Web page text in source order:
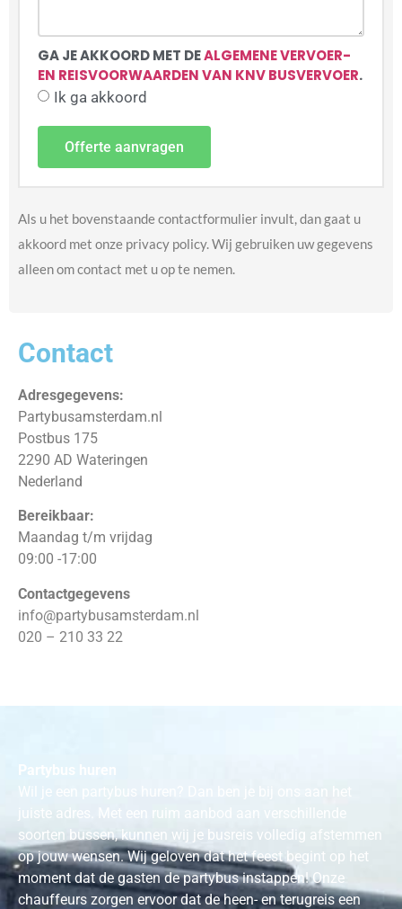
GA JE AKKOORD MET DEALGEMENE VERVOER-
EN REISVOORWAARDEN VAN KNV BUSVERVOER.
Ik ga akkoord
Offerte aanvragen
Als u het bovenstaande contactformulier invult, dan gaat u
akkoord met onze privacy policy. Wij gebruiken uw gegevens
alleen om contact met u op te nemen.
Contact
Adresgegevens:
Partybusamsterdam.nl
Postbus 175
2290 AD Wateringen
Nederland
Bereikbaar:
Maandag t/m vrijdag
09:00 -17:00
Contactgegevens
info@partybusamsterdam.nl
020 – 210 33 22
Partybus huren
Wil je een partybus huren? Dan ben je bij ons aan het
juiste adres. Met een ruim aanbod aan verschillende
soorten bussen, kunnen wij je busreis volledig afstemmen
op jouw wensen. Wij geloven dat het feest begint op het
moment dat de gasten de partybus instappen! Onze
chauffeurs zorgen ervoor dat de heen- en terugreis een